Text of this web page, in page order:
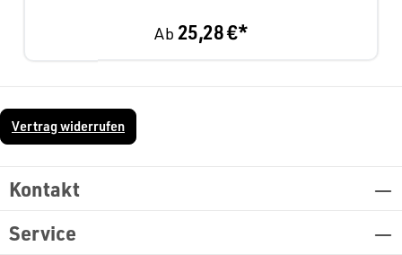
Ab 25,28 €*
Vertrag widerrufen
Kontakt
Service